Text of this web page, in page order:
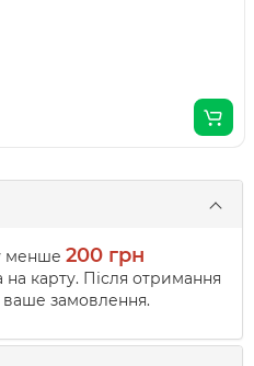
менше 200 грн
на карту. Після отримання
замовлення.